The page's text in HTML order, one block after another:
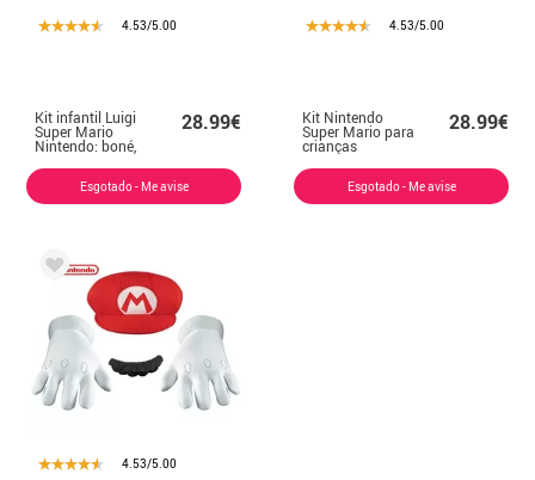
4.53/5.00
Kit infantil Luigi
Super Mario
Nintendo: boné,
28.99€
Esgotado - Me avise
4.53/5.00
Kit Nintendo
Super Mario para
crianças
28.99€
Esgotado - Me avise
4.53/5.00